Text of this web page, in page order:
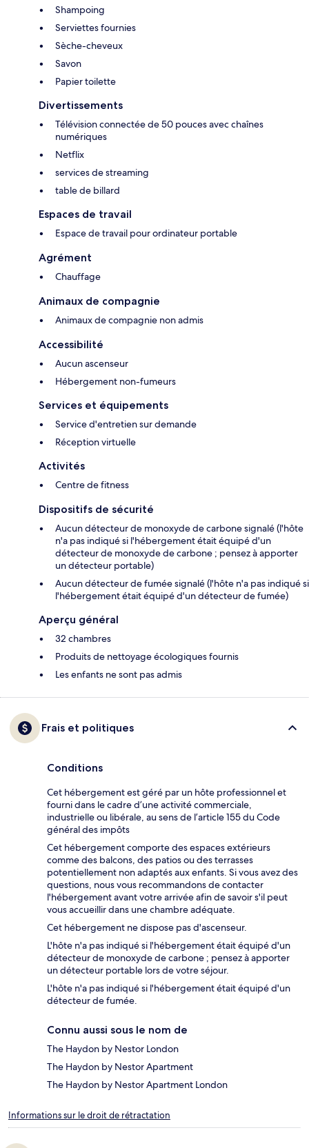
Shampoing
Serviettes fournies
Sèche-cheveux
Savon
Papier toilette
Divertissements
Télévision connectée de 50 pouces avec chaînes
numériques
Netflix
services de streaming
table de billard
Espaces de travail
Espace de travail pour ordinateur portable
Agrément
Chauffage
Animaux de compagnie
Animaux de compagnie non admis
Accessibilité
Aucun ascenseur
Hébergement non-fumeurs
Services et équipements
Service d'entretien sur demande
Réception virtuelle
Activités
Centre de fitness
Dispositifs de sécurité
Aucun détecteur de monoxyde de carbone signalé (l'hôte
n'a pas indiqué si l'hébergement était équipé d'un
détecteur de monoxyde de carbone ; pensez à apporter
un détecteur portable)
Aucun détecteur de fumée signalé (l'hôte n'a pas indiqué si
l'hébergement était équipé d'un détecteur de fumée)
Aperçu général
32 chambres
Produits de nettoyage écologiques fournis
Les enfants ne sont pas admis
Frais et politiques
Conditions
Cet hébergement est géré par un hôte professionnel et
fourni dans le cadre d’une activité commerciale,
industrielle ou libérale, au sens de l’article 155 du Code
général des impôts
Cet hébergement comporte des espaces extérieurs
comme des balcons, des patios ou des terrasses
potentiellement non adaptés aux enfants. Si vous avez des
questions, nous vous recommandons de contacter
l'hébergement avant votre arrivée afin de savoir s'il peut
vous accueillir dans une chambre adéquate.
Cet hébergement ne dispose pas d'ascenseur.
L'hôte n'a pas indiqué si l'hébergement était équipé d'un
détecteur de monoxyde de carbone ; pensez à apporter
un détecteur portable lors de votre séjour.
L'hôte n'a pas indiqué si l'hébergement était équipé d'un
détecteur de fumée.
Connu aussi sous le nom de
The Haydon by Nestor London
The Haydon by Nestor Apartment
The Haydon by Nestor Apartment London
Informations sur le droit de rétractation